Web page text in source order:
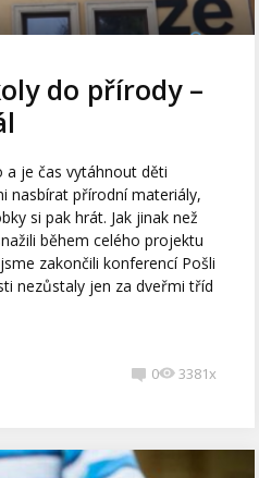
do přírody –
a je čas vytáhnout děti
nasbírat přírodní materiály,
si pak hrát. Jak jinak než
během celého projektu
zakončili konferencí Pošli
nezůstaly jen za dveřmi tříd
0 3381x